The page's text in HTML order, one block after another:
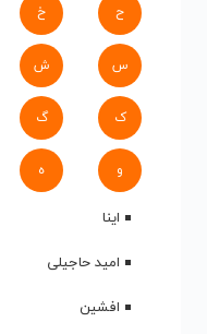
ح خ
س ش
ک گ
و ه
اینا
امید حاجیلی
افشین